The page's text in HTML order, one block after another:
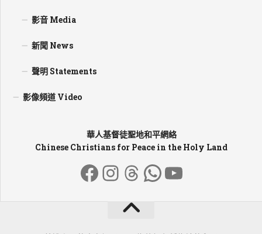
影音 Media
新聞 News
聲明 Statements
影像頻道 Video
華人基督徒聖地和平網絡
Chinese Christians for Peace in the Holy Land
Facebook
Instagram
Threads
WhatsApp
YouTube